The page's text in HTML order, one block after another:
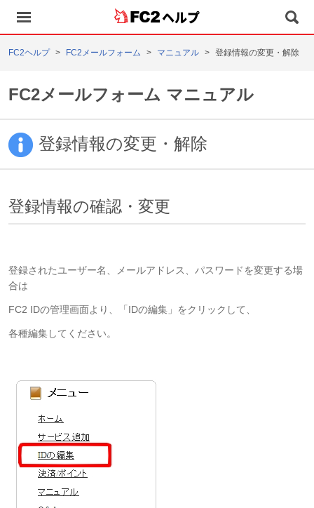
ヘルプ
FC2ヘルプ FC2メールフォーム マニュアル 登録情報の変更・解除
FC2メールフォーム マニュアル
登録情報の変更・解除
登録情報の確認・変更
登録されたユーザー名、メールアドレス、パスワードを変更する場
合は
FC2 IDの管理画面より、「IDの編集」をクリックして、
各種編集してください。